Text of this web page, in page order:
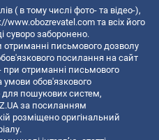
( в тому числі фото- та відео-),
www.obozrevatel.com та всіх його
суворо заборонено.
письмового дозволу
посилання на сайт
при отриманні письмового
умови обов'язкового
для пошукових систем,
за посиланням
розміщено оригінальний